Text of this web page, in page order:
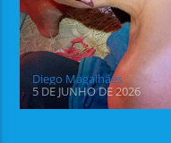
Diego Magalhães
5 DE JUNHO DE 2026